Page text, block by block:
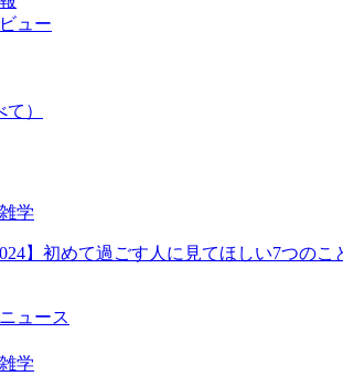
ュー
て）
学
】初めて過ごす人に見てほしい7つのこ
ュース
学